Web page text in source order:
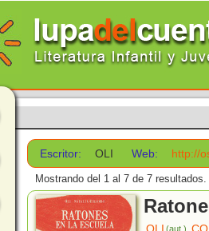
Escritor: OLI Web: http://
Mostrando del 1 al 7 de 7 resultados.
(aut.)